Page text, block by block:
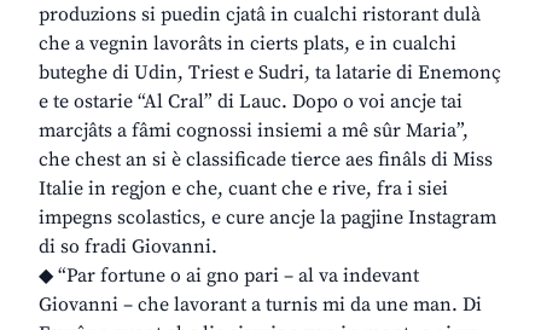
produzions si puedin cjatâ in cualchi ristorant dulà
che a vegnin lavorâts in cierts plats, e in cualchi
buteghe di Udin, Triest e Sudri, ta latarie di Enemonç
e te ostarie “Al Cral” di Lauc. Dopo o voi ancje tai
marcjâts a fâmi cognossi insiemi a mê sûr Maria”,
che chest an si è classificade tierce aes finâls di Miss
Italie in regjon e che, cuant che e rive, fra i siei
impegns scolastics, e cure ancje la pagjine Instagram
di so fradi Giovanni.
◆ “Par fortune o ai gno pari – al va indevant
Giovanni – che lavorant a turnis mi da une man. Di